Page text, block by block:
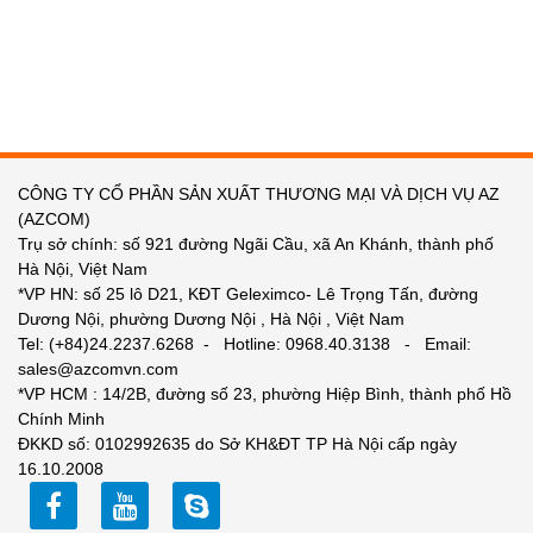
CÔNG TY CỔ PHẦN SẢN XUẤT THƯƠNG MẠI VÀ DỊCH VỤ AZ
(AZCOM)
Trụ sở chính: số 921 đường Ngãi Cầu, xã An Khánh, thành phố
Hà Nội, Việt Nam
*VP HN: số 25 lô D21, KĐT Geleximco- Lê Trọng Tấn, đường
Dương Nội, phường Dương Nội , Hà Nội , Việt Nam
Tel: (+84)24.2237.6268 - Hotline: 0968.40.3138 - Email:
sales@azcomvn.com
*VP HCM : 14/2B, đường số 23, phường Hiệp Bình, thành phố Hồ
Chính Minh
ĐKKD số: 0102992635 do Sở KH&ĐT TP Hà Nội cấp ngày
16.10.2008